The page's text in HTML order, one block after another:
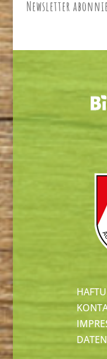
Newsletter